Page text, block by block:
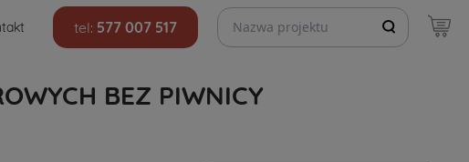
tel: 577 007 517
Szukaj projektów
BEZ PIWNICY